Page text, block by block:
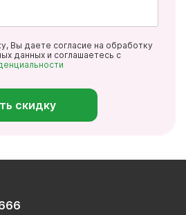
Вы даете согласие на обработку
данных и соглашаетесь с
скидку